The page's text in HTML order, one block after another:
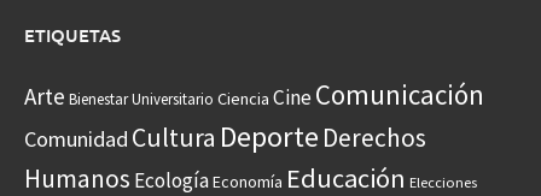
ETIQUETAS
Arte Bienestar Universitario Ciencia CineComunicación
Comunidad Cultura Deporte Derechos
Humanos EcologíaEconomía Educación Elecciones